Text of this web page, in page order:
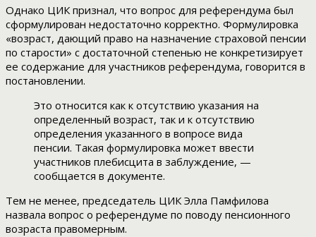
Однако ЦИК признал, что вопрос для референдума был
сформулирован недостаточно корректно. Формулировка
«возраст, дающий право на назначение страховой пенсии
по старости» с достаточной степенью не конкретизирует
ее содержание для участников референдума, говорится в
постановлении.
Это относится как к отсутствию указания на
определенный возраст, так и к отсутствию
определения указанного в вопросе вида
пенсии. Такая формулировка может ввести
участников плебисцита в заблуждение, —
сообщается в документе.
Тем не менее, председатель ЦИК Элла Памфилова
назвала вопрос о референдуме по поводу пенсионного
возраста правомерным.